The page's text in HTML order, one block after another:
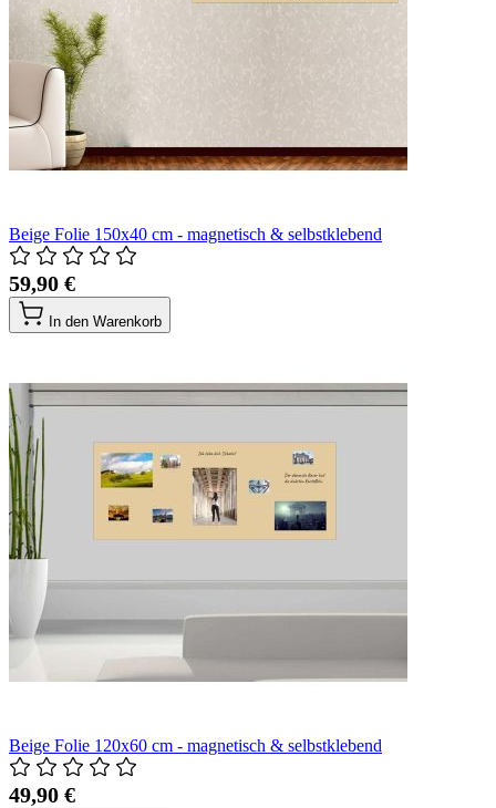
Beige Folie 150x40 cm - magnetisch & selbstklebend
59,90 €
In den Warenkorb
Beige Folie 120x60 cm - magnetisch & selbstklebend
49,90 €